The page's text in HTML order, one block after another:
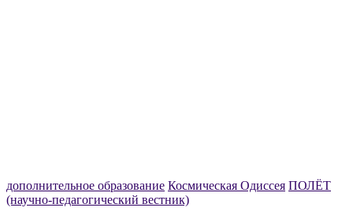
дополнительное образование Космическая Одиссея ПОЛЁТ
(научно-педагогический вестник)